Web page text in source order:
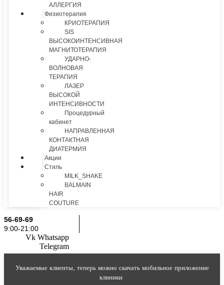
АЛЛЕРГИЯ
Физиотерапия
КРИОТЕРАПИЯ
SIS
ВЫСОКОИНТЕНСИВНАЯ
МАГНИТОТЕРАПИЯ
УДАРНО-
ВОЛНОВАЯ
ТЕРАПИЯ
ЛАЗЕР
ВЫСОКОЙ
ИНТЕНСИВНОСТИ
Процедурный
кабинет
НАПРАВЛЕННАЯ
КОНТАКТНАЯ
ДИАТЕРМИЯ
Акции
Стиль
MILK_SHAKE
BALMAIN
HAIR
COUTURE
56-69-69
9:00-21:00
Vk Whatsapp
Telegram
Уважаемые клиенты, теперь можно скачать мобильное приложение
клиники